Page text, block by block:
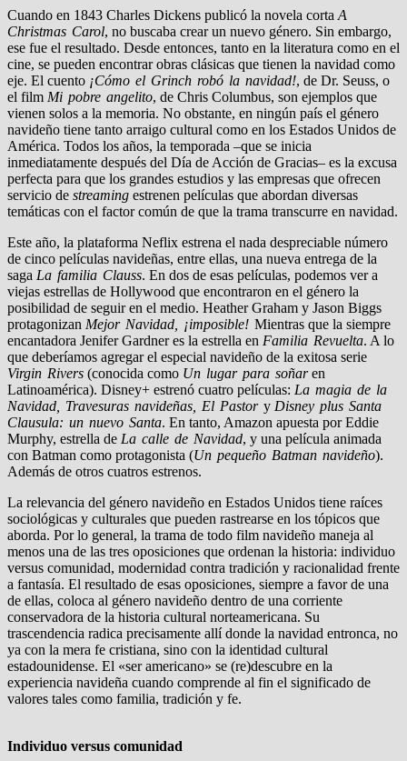
Cuando en 1843 Charles Dickens publicó la novela cortaA
Christmas Carol, no buscaba crear un nuevo género. Sin embargo,
ese fue el resultado. Desde entonces, tanto en la literatura como en el
cine, se pueden encontrar obras clásicas que tienen la navidad como
eje. El cuento ¡Cómo el Grinch robó la navidad!, de Dr. Seuss, o
el film Mi pobre angelito, de Chris Columbus, son ejemplos que
vienen solos a la memoria. No obstante, en ningún país el género
navideño tiene tanto arraigo cultural como en los Estados Unidos de
América. Todos los años, la temporada –que se inicia
inmediatamente después del Día de Acción de Gracias– es la excusa
perfecta para que los grandes estudios y las empresas que ofrecen
servicio de streaming estrenen películas que abordan diversas
temáticas con el factor común de que la trama transcurre en navidad.
Este año, la plataforma Neflix estrena el nada despreciable número
de cinco películas navideñas, entre ellas, una nueva entrega de la
saga La familia Clauss. En dos de esas películas, podemos ver a
viejas estrellas de Hollywood que encontraron en el género la
posibilidad de seguir en el medio. Heather Graham y Jason Biggs
protagonizan Mejor Navidad, ¡imposible! Mientras que la siempre
encantadora Jenifer Gardner es la estrella en Familia Revuelta. A lo
que deberíamos agregar el especial navideño de la exitosa serie
Virgin Rivers (conocida como Un lugar para soñaren
Latinoamérica). Disney+ estrenó cuatro películas: La magia de la
Navidad, Travesuras navideñas, El Pastor y Disney plus Santa
Clausula: un nuevo Santa. En tanto, Amazon apuesta por Eddie
Murphy, estrella de La calle de Navidad, y una película animada
con Batman como protagonista (Un pequeño Batman navideño).
Además de otros cuatros estrenos.
La relevancia del género navideño en Estados Unidos tiene raíces
sociológicas y culturales que pueden rastrearse en los tópicos que
aborda. Por lo general, la trama de todo film navideño maneja al
menos una de las tres oposiciones que ordenan la historia: individuo
versus comunidad, modernidad contra tradición y racionalidad frente
a fantasía. El resultado de esas oposiciones, siempre a favor de una
de ellas, coloca al género navideño dentro de una corriente
conservadora de la historia cultural norteamericana. Su
trascendencia radica precisamente allí donde la navidad entronca, no
ya con la mera fe cristiana, sino con la identidad cultural
estadounidense. El «ser americano» se (re)descubre en la
experiencia navideña cuando comprende al fin el significado de
valores tales como familia, tradición y fe.
Individuo versus comunidad